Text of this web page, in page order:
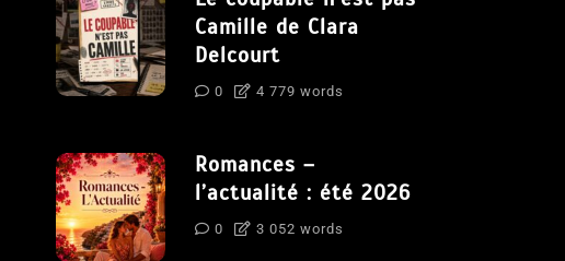
Camille de Clara
Delcourt
0 4 779 words
Romances –
l’actualité : été 2026
0 3 052 words